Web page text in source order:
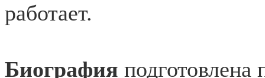
работает.
Биография